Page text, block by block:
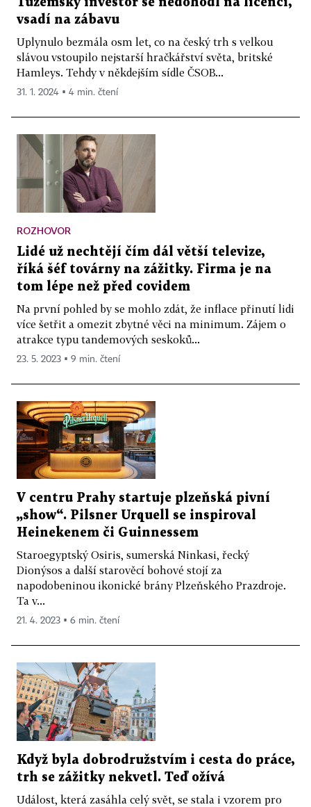
Tuzemský investor se nedohodl na licenci,
vsadí na zábavu
Uplynulo bezmála osm let, co na český trh s velkou
slávou vstoupilo nejstarší hračkářství světa, britské
Hamleys. Tehdy v někdejším sídle ČSOB...
31. 1. 2024 ▪ 4 min. čtení
ROZHOVOR
Lidé už nechtějí čím dál větší televize,
říká šéf továrny na zážitky. Firma je na
tom lépe než před covidem
Na první pohled by se mohlo zdát, že inflace přinutí lidi
více šetřit a omezit zbytné věci na minimum. Zájem o
atrakce typu tandemových seskoků...
23. 5. 2023 ▪ 9 min. čtení
V centru Prahy startuje plzeňská pivní
„show“. Pilsner Urquell se inspiroval
Heinekenem či Guinnessem
Staroegyptský Osiris, sumerská Ninkasi, řecký
Dionýsos a další starověcí bohové stojí za
napodobeninou ikonické brány Plzeňského Prazdroje.
Ta v...
21. 4. 2023 ▪ 6 min. čtení
Když byla dobrodružstvím i cesta do práce,
trh se zážitky nekvetl. Teď ožívá
Událost, která zasáhla celý svět, se stala i vzorem pro